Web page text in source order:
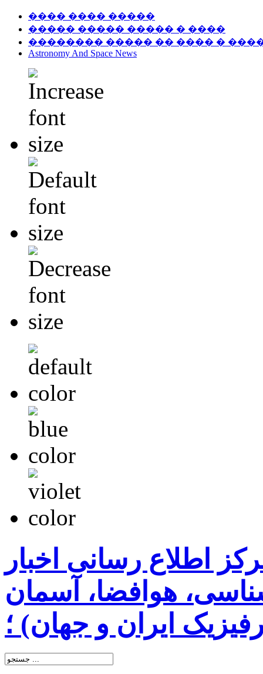
���� ���� �����
����� ����� ����� � ����
�������� ����� �� ���� �
Astronomy And Space News
اطلاع رسانی اخبار
هوافضا، آسمان
ایران و جهان) ؛